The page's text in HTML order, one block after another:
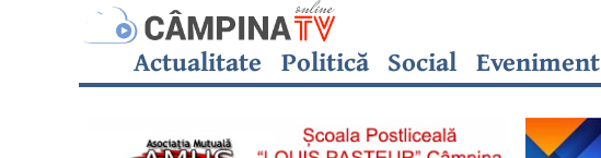
Actualitate Politică Social Eveniment